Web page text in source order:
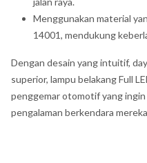
Menggunakan material
14001, mendukung
Dengan desain yang intuitif,
superior, lampu belakang Full
penggemar otomotif yang
pengalaman berkendara